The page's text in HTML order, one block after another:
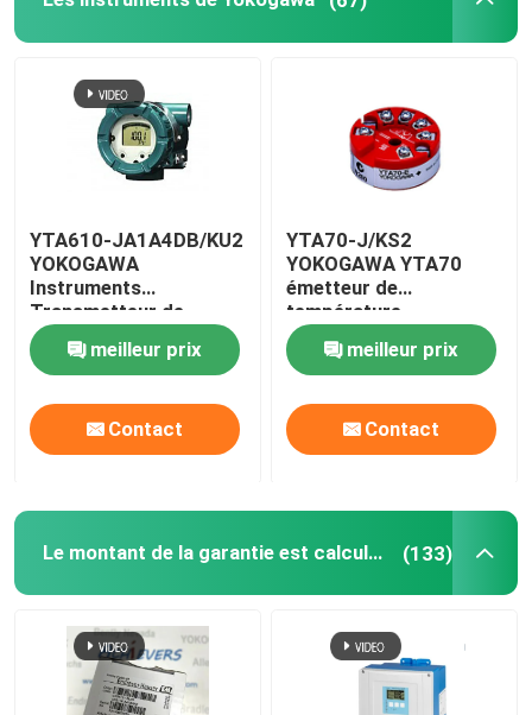
Émetteur HONEYWELL
Équipement de communication EMERSON TREX
Émetteur SIEMENS
Instruments SICK
Instruments du SMC
Capteurs de clef
YTA610-JA1A4DB/KU2
YOKOGAWA
Instruments
Transmetteur de
température Protocole
HART7meilleur prix
Contact
YTA70-J/KS2
YOKOGAWA YTA70
émetteur de
température
meilleur prix
Contact
Le montant de la garantie est calculé à partir du montant de la garantie. (133)